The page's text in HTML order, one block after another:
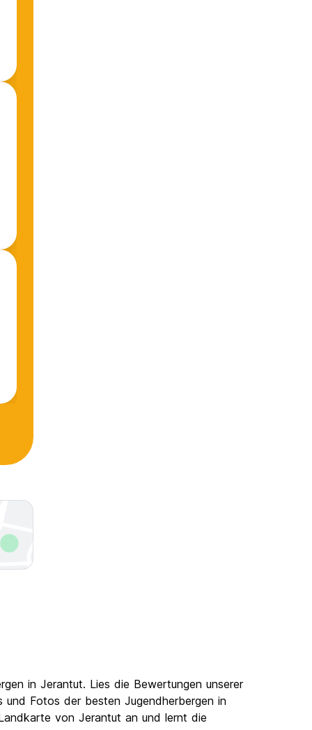
in Jerantut. Lies die Bewertungen unserer
Fotos der besten Jugendherbergen in
von Jerantut an und lernt die